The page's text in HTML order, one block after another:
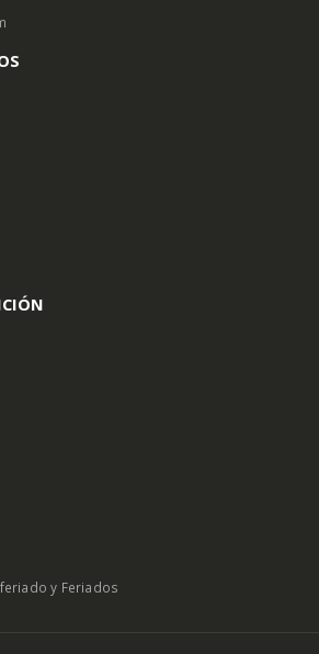
y Feriados